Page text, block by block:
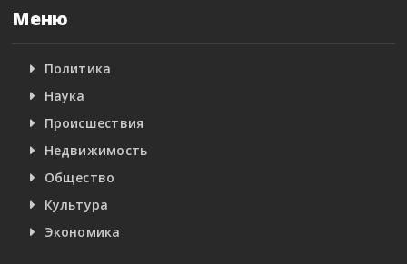
Меню
Политика
Наука
Происшествия
Недвижимость
Общество
Культура
Экономика